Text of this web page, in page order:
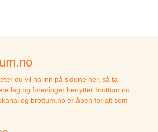
du vil ha inn på sidene her, så ta
lag og foreninger benytter brottum.no
og brottum.no er åpen for alt som